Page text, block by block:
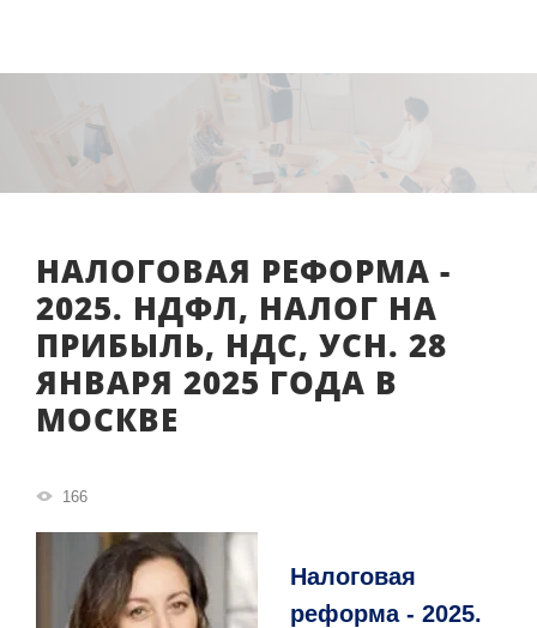
НАЛОГОВАЯ РЕФОРМА -
2025. НДФЛ, НАЛОГ НА
ПРИБЫЛЬ, НДС, УСН. 28
ЯНВАРЯ 2025 ГОДА В
МОСКВЕ
166
Налоговая
реформа - 2025.